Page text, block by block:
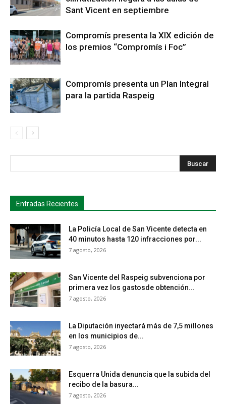
Sant Vicent en septiembre
Compromís presenta la XIX edición de
los premios “Compromís i Foc”
Compromís presenta un Plan Integral
para la partida Raspeig
Entradas Recientes
La Policía Local de San Vicente detecta en
40 minutos hasta 120 infracciones por...
7 agosto, 2026
San Vicente del Raspeig subvenciona por
primera vez los gastosde obtención...
7 agosto, 2026
La Diputación inyectará más de 7,5 millones
en los municipios de...
7 agosto, 2026
Esquerra Unida denuncia que la subida del
recibo de la basura...
7 agosto, 2026